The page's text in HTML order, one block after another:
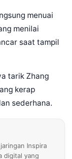
menuai
menilai
saat tampil
tarik Zhang
kerap
sederhana.
Inspira
digital yang